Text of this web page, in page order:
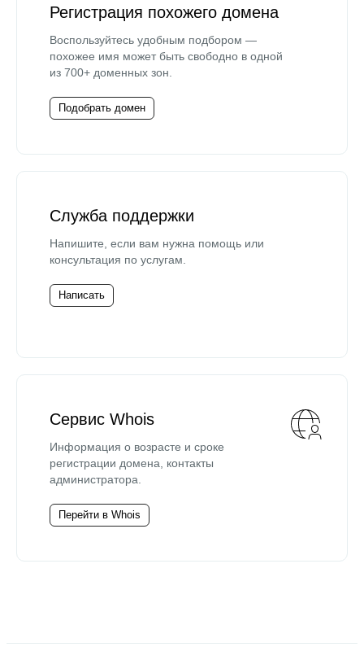
Регистрация похожего домена
Воспользуйтесь удобным подбором —
похожее имя может быть свободно в одной
из 700+ доменных зон.
Подобрать домен
Служба поддержки
Напишите, если вам нужна помощь или
консультация по услугам.
Написать
Сервис Whois
Информация о возрасте и сроке
регистрации домена, контакты
администратора.
Перейти в Whois